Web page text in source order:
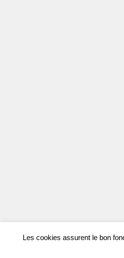
Les cookies assurent le bon